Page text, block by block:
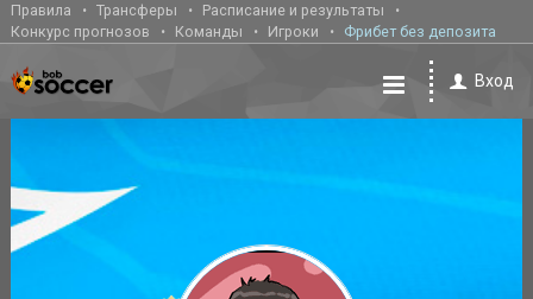
Правила Трансферы
Расписание и результаты
Конкурс прогнозов
Команды Игроки Фрибет без депозита
Вход